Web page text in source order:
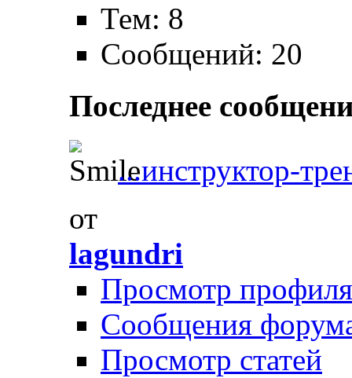
Тем: 8
Сообщений: 20
Последнее
...инструктор-
от
lagundri
Просмотр профиля
Сообщения
Просмотр статей